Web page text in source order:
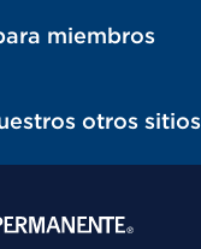
miembros
otros sitios